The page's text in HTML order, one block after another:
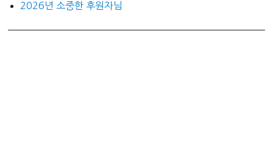
2026년 소중한 후원자님